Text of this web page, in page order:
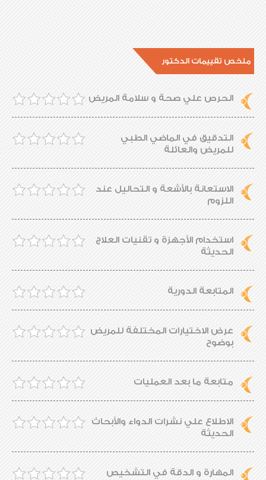
ملخص تقييمات الدكتور
الحرص علي صحة و سلامة المريض
التدقيق في الماضي الطبي
للمريض والعائلة
الاستعانة بالأشعة و التحاليل عند
اللزوم
استخدام الأجهزة و تقنيات العلاج
الحديثة
المتابعة الدورية
عرض الاختيارات المختلفة للمريض
بوضوح
متابعة ما بعد العمليات
الاطلاع علي نشرات الدواء والأبحاث
الحديثة
المهارة و الدقة في التشخيص